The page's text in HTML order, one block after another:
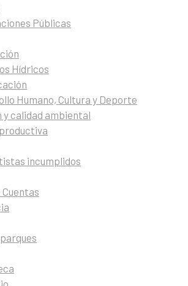
Públicas
Hídricos
Humano, Cultura y Deporte
y calidad ambiental
incumplidos
Cuentas